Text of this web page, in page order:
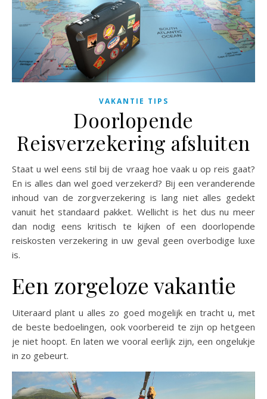
VAKANTIE TIPS
Doorlopende
Reisverzekering afsluiten
Staat u wel eens stil bij de vraag hoe vaak u op reis gaat?
En is alles dan wel goed verzekerd? Bij een veranderende
inhoud van de zorgverzekering is lang niet alles gedekt
vanuit het standaard pakket. Wellicht is het dus nu meer
dan nodig eens kritisch te kijken of een doorlopende
reiskosten verzekering in uw geval geen overbodige luxe
is.
Een zorgeloze vakantie
Uiteraard plant u alles zo goed mogelijk en tracht u, met
de beste bedoelingen, ook voorbereid te zijn op hetgeen
je niet hoopt. En laten we vooral eerlijk zijn, een ongelukje
in zo gebeurt.